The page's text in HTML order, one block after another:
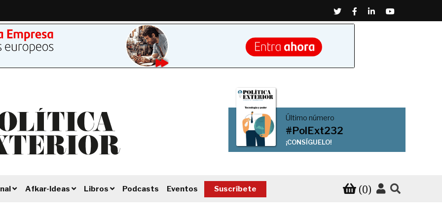
TwitterFacebook
LinkedinYoutube
Último número
#PolExt232
¡CONSÍGUELO!
Afkar-Ideas Libros Podcasts Eventos Suscríbete (0)